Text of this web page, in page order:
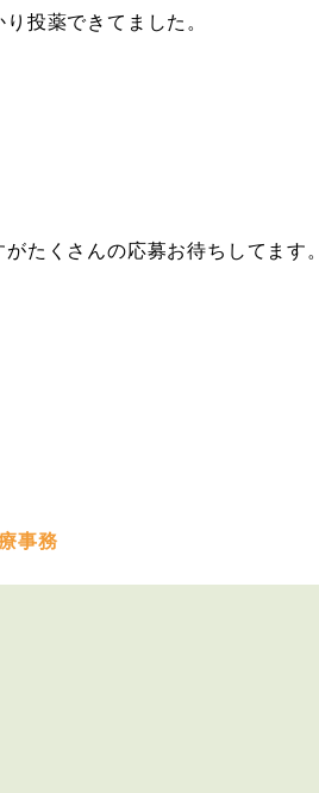
投薬できてました。
たくさんの応募お待ちしてます。